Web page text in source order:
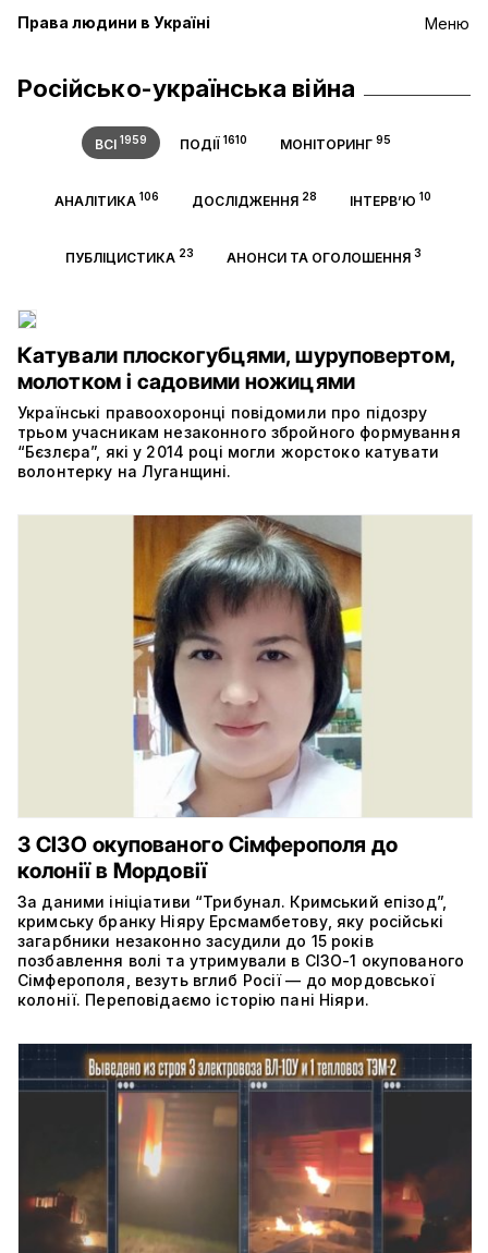
Меню
Права людини в Україні
Російсько-українська війна
ВСІ 1959 ПОДІЇ 1610 МОНІТОРИНГ 95
АНАЛІТИКА 106 ДОСЛІДЖЕННЯ 28 ІНТЕРВ’Ю 10
ПУБЛІЦИСТИКА 23 АНОНСИ ТА ОГОЛОШЕННЯ3
Катували плоскогубцями, шуруповертом,
молотком і садовими ножицями
Українські правоохоронці повідомили про підозру
трьом учасникам незаконного збройного формування
“Бєзлєра”, які у 2014 році могли жорстоко катувати
волонтерку на Луганщині.
З СІЗО окупованого Сімферополя до
колонії в Мордовії
За даними ініціативи “Трибунал. Кримський епізод”,
кримську бранку Ніяру Ерсмамбетову, яку російські
загарбники незаконно засудили до 15 років
позбавлення волі та утримували в СІЗО-1 окупованого
Сімферополя, везуть вглиб Росії — до мордовської
колонії. Переповідаємо історію пані Ніяри.